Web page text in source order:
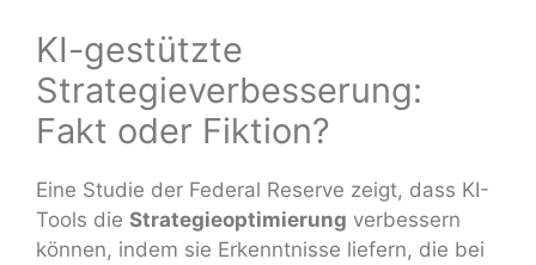
KI-gestützte
Strategieverbesserung:
Fakt oder Fiktion?
Eine Studie der Federal Reserve zeigt, dass KI-
Tools die Strategieoptimierung verbessern
können, indem sie Erkenntnisse liefern, die bei